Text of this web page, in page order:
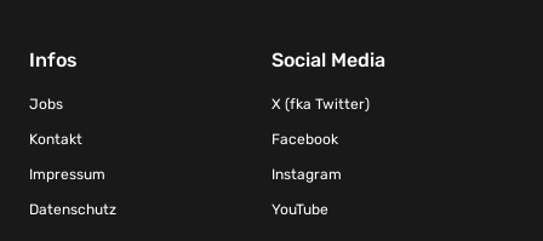
Infos
Jobs
Kontakt
Impressum
Datenschutz
Social Media
X (fka Twitter)
Facebook
Instagram
YouTube